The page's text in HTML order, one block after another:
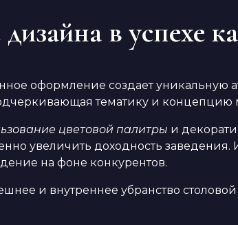
в успехе
оформление создает уникальную
тематику и концепцию
цветовой палитры и
увеличить доходность
на фоне конкурентов.
и внутреннее убранство